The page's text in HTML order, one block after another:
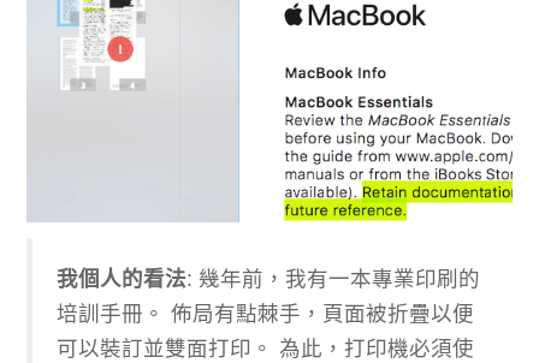
我個人的看法: 幾年前，我有一本專業印刷的
培訓手冊。 佈局有點棘手，頁面被折疊以便
可以裝訂並雙面打印。 為此，打印機必須使